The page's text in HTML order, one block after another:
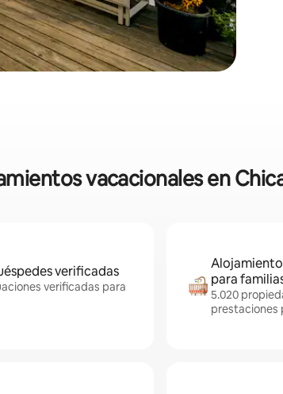
vacacionales en
verificadas
verificadas para
para
5.020
prestaciones